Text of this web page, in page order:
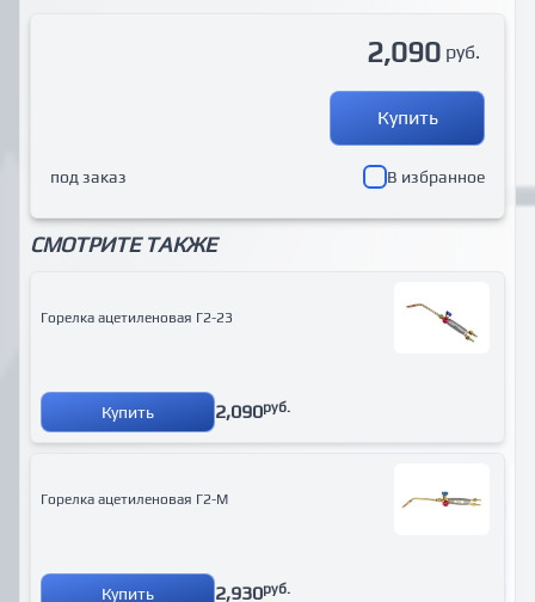
2,090 руб.
Купить
под заказ В избранное
СМОТРИТЕ ТАКЖЕ
Горелка ацетиленовая Г2-23
Купить 2,090руб.
Горелка ацетиленовая Г2-М
Купить 2,930руб.